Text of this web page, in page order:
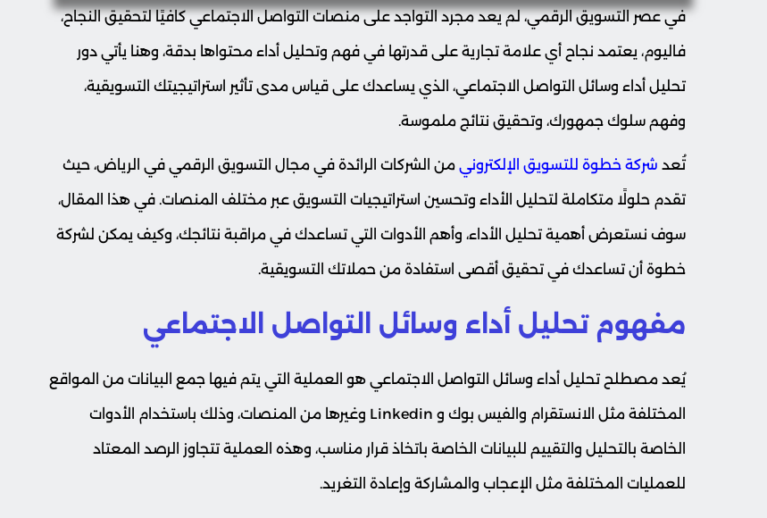
في عصر التسويق الرقمي، لم يعد مجرد التواجد على منصات التواصل الاجتماعي كافيًا لتحقيق النجاح،
فاليوم، يعتمد نجاح أي علامة تجارية على قدرتها في فهم وتحليل أداء محتواها بدقة، وهنا يأتي دور
تحليل أداء وسائل التواصل الاجتماعي، الذي يساعدك على قياس مدى تأثير استراتيجيتك التسويقية،
وفهم سلوك جمهورك، وتحقيق نتائج ملموسة.
تُعد شركة خطوة للتسويق الإلكتروني من الشركات الرائدة في مجال التسويق الرقمي في الرياض، حيث
تقدم حلولًا متكاملة لتحليل الأداء وتحسين استراتيجيات التسويق عبر مختلف المنصات. في هذا المقال،
سوف نستعرض أهمية تحليل الأداء، وأهم الأدوات التي تساعدك في مراقبة نتائجك، وكيف يمكن لشركة
خطوة أن تساعدك في تحقيق أقصى استفادة من حملاتك التسويقية.
مفهوم تحليل أداء وسائل التواصل الاجتماعي
يُعد مصطلح تحليل أداء وسائل التواصل الاجتماعي هو العملية التي يتم فيها جمع البيانات من المواقع
المختلفة مثل الانستقرام والفيس بوك و Linkedin وغيرها من المنصات، وذلك باستخدام الأدوات
الخاصة بالتحليل والتقييم للبيانات الخاصة باتخاذ قرار مناسب، وهذه العملية تتجاوز الرصد المعتاد
للعمليات المختلفة مثل الإعجاب والمشاركة وإعادة التغريد.